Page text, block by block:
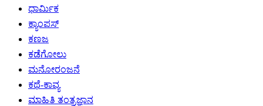
ಧಾರ್ಮಿಕ
ಕ್ಯಾಂಪಸ್
ಕಣಜ
ಕಡೆಗೋಲು
ಮನೋರಂಜನೆ
ಕಥೆ-ಕಾವ್ಯ
ಮಾಹಿತಿ ತಂತ್ರಜ್ಞಾನ